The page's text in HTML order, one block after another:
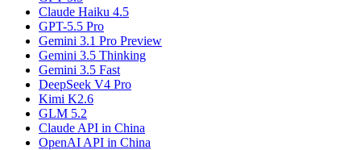
Claude Haiku 4.5
GPT-5.5 Pro
Gemini 3.1 Pro Preview
Gemini 3.5 Thinking
Gemini 3.5 Fast
DeepSeek V4 Pro
Kimi K2.6
GLM 5.2
Claude API in China
OpenAI API in China